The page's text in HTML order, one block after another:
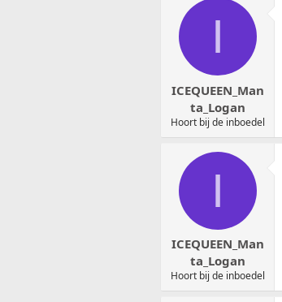
I
ICEQUEEN_Man
ta_Logan
Hoort bij de inboedel
I
ICEQUEEN_Man
ta_Logan
Hoort bij de inboedel